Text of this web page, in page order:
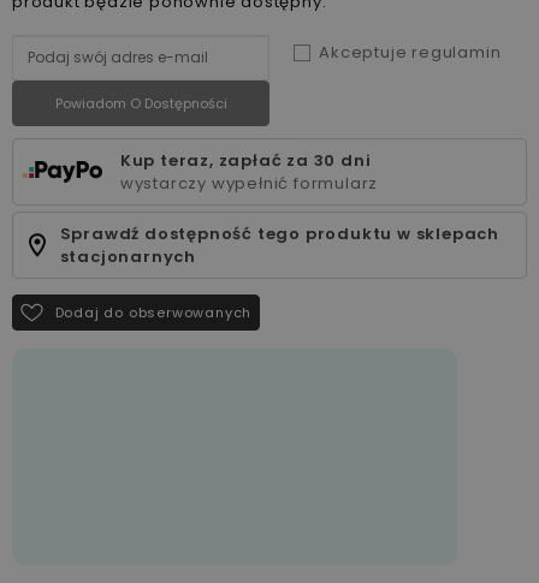
Akceptuje regulamin
Powiadom O Dostępności
Kup teraz, zapłać za 30 dni
wystarczy wypełnić formularz
Sprawdź dostępność tego produktu w sklepach
stacjonarnych
Dodaj do obserwowanych